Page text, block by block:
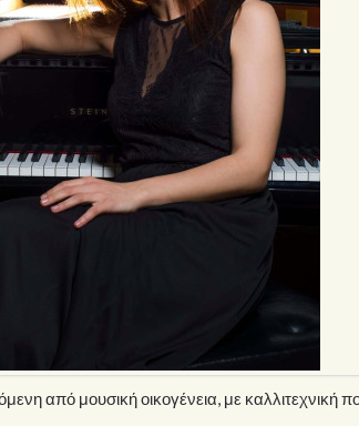
από μουσική οικογένεια, με καλλιτεχνική